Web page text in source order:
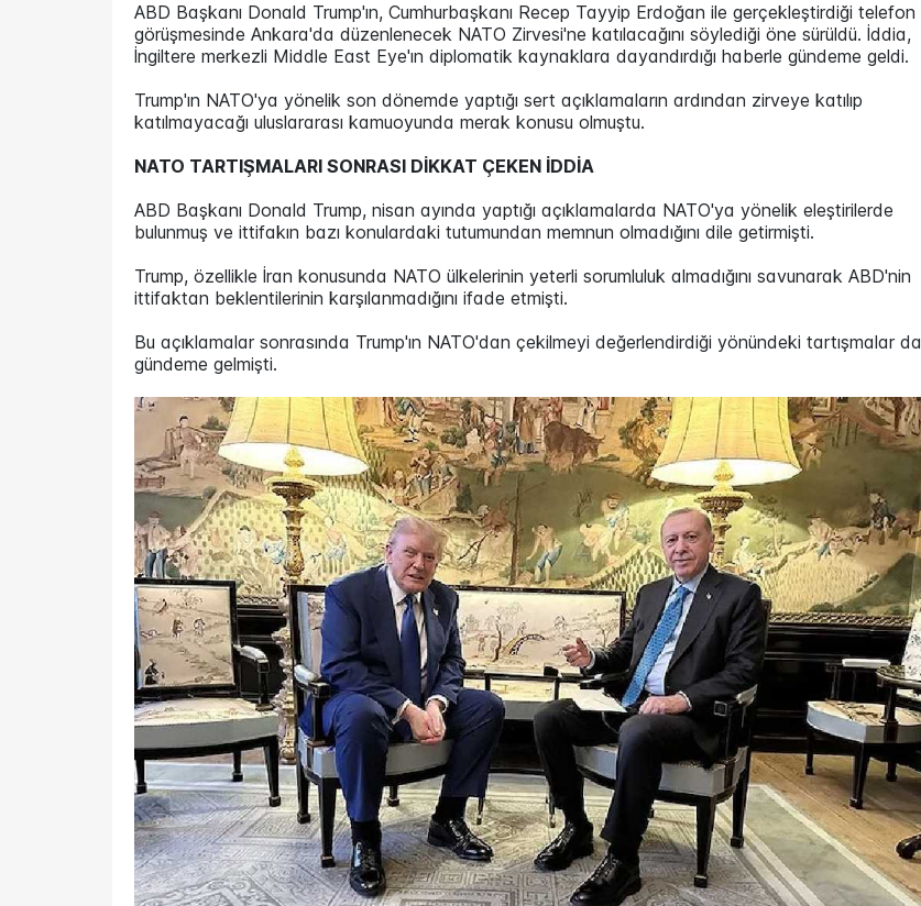
ABD Başkanı Donald Trump'ın, Cumhurbaşkanı Recep Tayyip Erdoğan ile gerçekleştirdiği telefon
görüşmesinde Ankara'da düzenlenecek NATO Zirvesi'ne katılacağını söylediği öne sürüldü. İddia,
İngiltere merkezli Middle East Eye'ın diplomatik kaynaklara dayandırdığı haberle gündeme geldi.
Trump'ın NATO'ya yönelik son dönemde yaptığı sert açıklamaların ardından zirveye katılıp
katılmayacağı uluslararası kamuoyunda merak konusu olmuştu.
NATO TARTIŞMALARI SONRASI DİKKAT ÇEKEN İDDİA
ABD Başkanı Donald Trump, nisan ayında yaptığı açıklamalarda NATO'ya yönelik eleştirilerde
bulunmuş ve ittifakın bazı konulardaki tutumundan memnun olmadığını dile getirmişti.
Trump, özellikle İran konusunda NATO ülkelerinin yeterli sorumluluk almadığını savunarak ABD'nin
ittifaktan beklentilerinin karşılanmadığını ifade etmişti.
Bu açıklamalar sonrasında Trump'ın NATO'dan çekilmeyi değerlendirdiği yönündeki tartışmalar da
gündeme gelmişti.